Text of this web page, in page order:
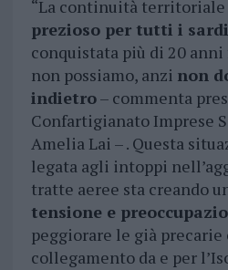
“La continuità territoriale
prezioso per tutti i sardi
conquistata più di 20 anni
non possiamo, anzi non
indietro– commenta
Confartigianato Imprese
Amelia Lai – . Questa
legata agli intoppi
tratte aeree sta creando
tensione e
peggiorare le già
collegamento da e per